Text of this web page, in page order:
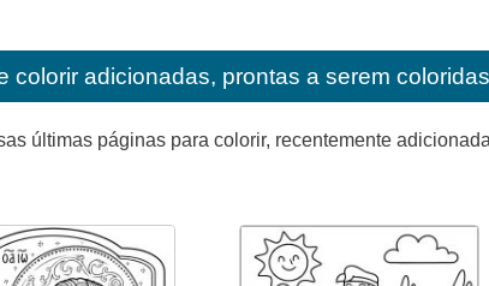
colorir adicionadas, prontas a serem coloridas
últimas páginas para colorir, recentemente